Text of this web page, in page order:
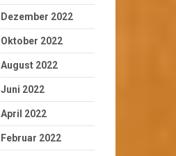
Dezember 2022
Oktober 2022
August 2022
Juni 2022
April 2022
Februar 2022